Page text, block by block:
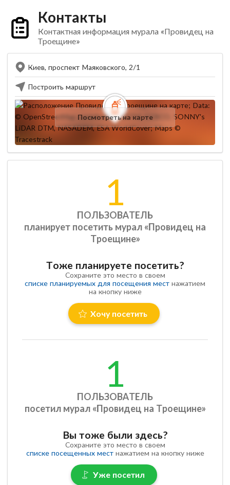
Контакты
Контактная информация мурала «Провидец на
Троещине»
Киев, проспект Маяковского, 2/1
Построить маршрут
Посмотреть на карте
1
ПОЛЬЗОВАТЕЛЬ
планирует посетить мурал «Провидец на
Троещине»
Тоже планируете посетить?
Сохраните это место в своем
списке планируемых для посещения мест нажатием
на кнопку ниже
Хочу посетить
1
ПОЛЬЗОВАТЕЛЬ
посетил мурал «Провидец на Троещине»
Вы тоже были здесь?
Сохраните это место в своем
списке посещенных местнажатием на кнопку ниже
Уже посетил